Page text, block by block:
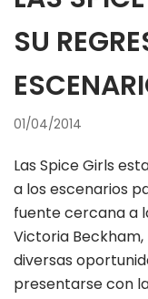
SU
01/04/2014
Las Spice Girls
a los escenarios
fuente cercana a
Victoria
diversas
presentarse con